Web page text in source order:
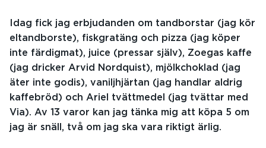
Idag fick jag erbjudanden om tandborstar (jag kör
eltandborste), fiskgratäng och pizza (jag köper
inte färdigmat), juice (pressar själv), Zoegas kaffe
(jag dricker Arvid Nordquist), mjölkchoklad (jag
äter inte godis), vaniljhjärtan (jag handlar aldrig
kaffebröd) och Ariel tvättmedel (jag tvättar med
Via). Av 13 varor kan jag tänka mig att köpa 5 om
jag är snäll, två om jag ska vara riktigt ärlig.